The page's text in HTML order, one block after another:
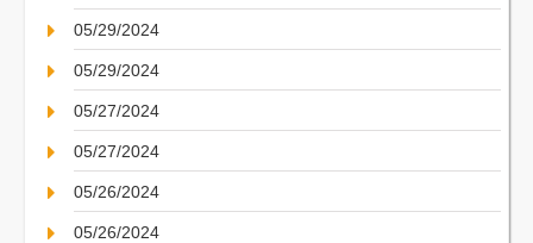
05/29/2024
05/29/2024
05/27/2024
05/27/2024
05/26/2024
05/26/2024